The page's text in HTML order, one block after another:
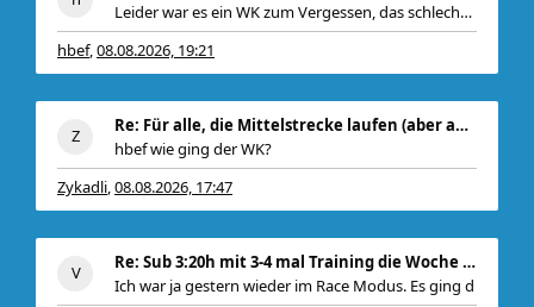
Leider war es ein WK zum Vergessen, das schlechtes
hbef,08.08.2026, 19:21
Re: Für alle, die Mittelstrecke laufen (aber auch
hbef wie ging der WK?
Zykadli,08.08.2026, 17:47
Re: Sub 3:20h mit 3-4 mal Training die Woche machb
Ich war ja gestern wieder im Race Modus. Es ging d